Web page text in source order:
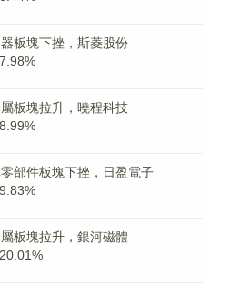
器板塊下挫，斯菱股份
屬板塊拉升，曉程科技
零部件板塊下挫，日盈電子
屬板塊拉升，銀河磁體